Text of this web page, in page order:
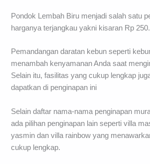
Pondok Lembah Biru menjadi salah satu
harganya terjangkau yakni kisaran Rp
Pemandangan daratan kebun seperti
menambah kenyamanan Anda saat
Selain itu, fasilitas yang cukup lengkap
dapatkan di penginapan ini
Selain daftar nama-nama penginapan
ada pilihan penginapan lain seperti villa
yasmin dan villa rainbow yang
cukup lengkap.